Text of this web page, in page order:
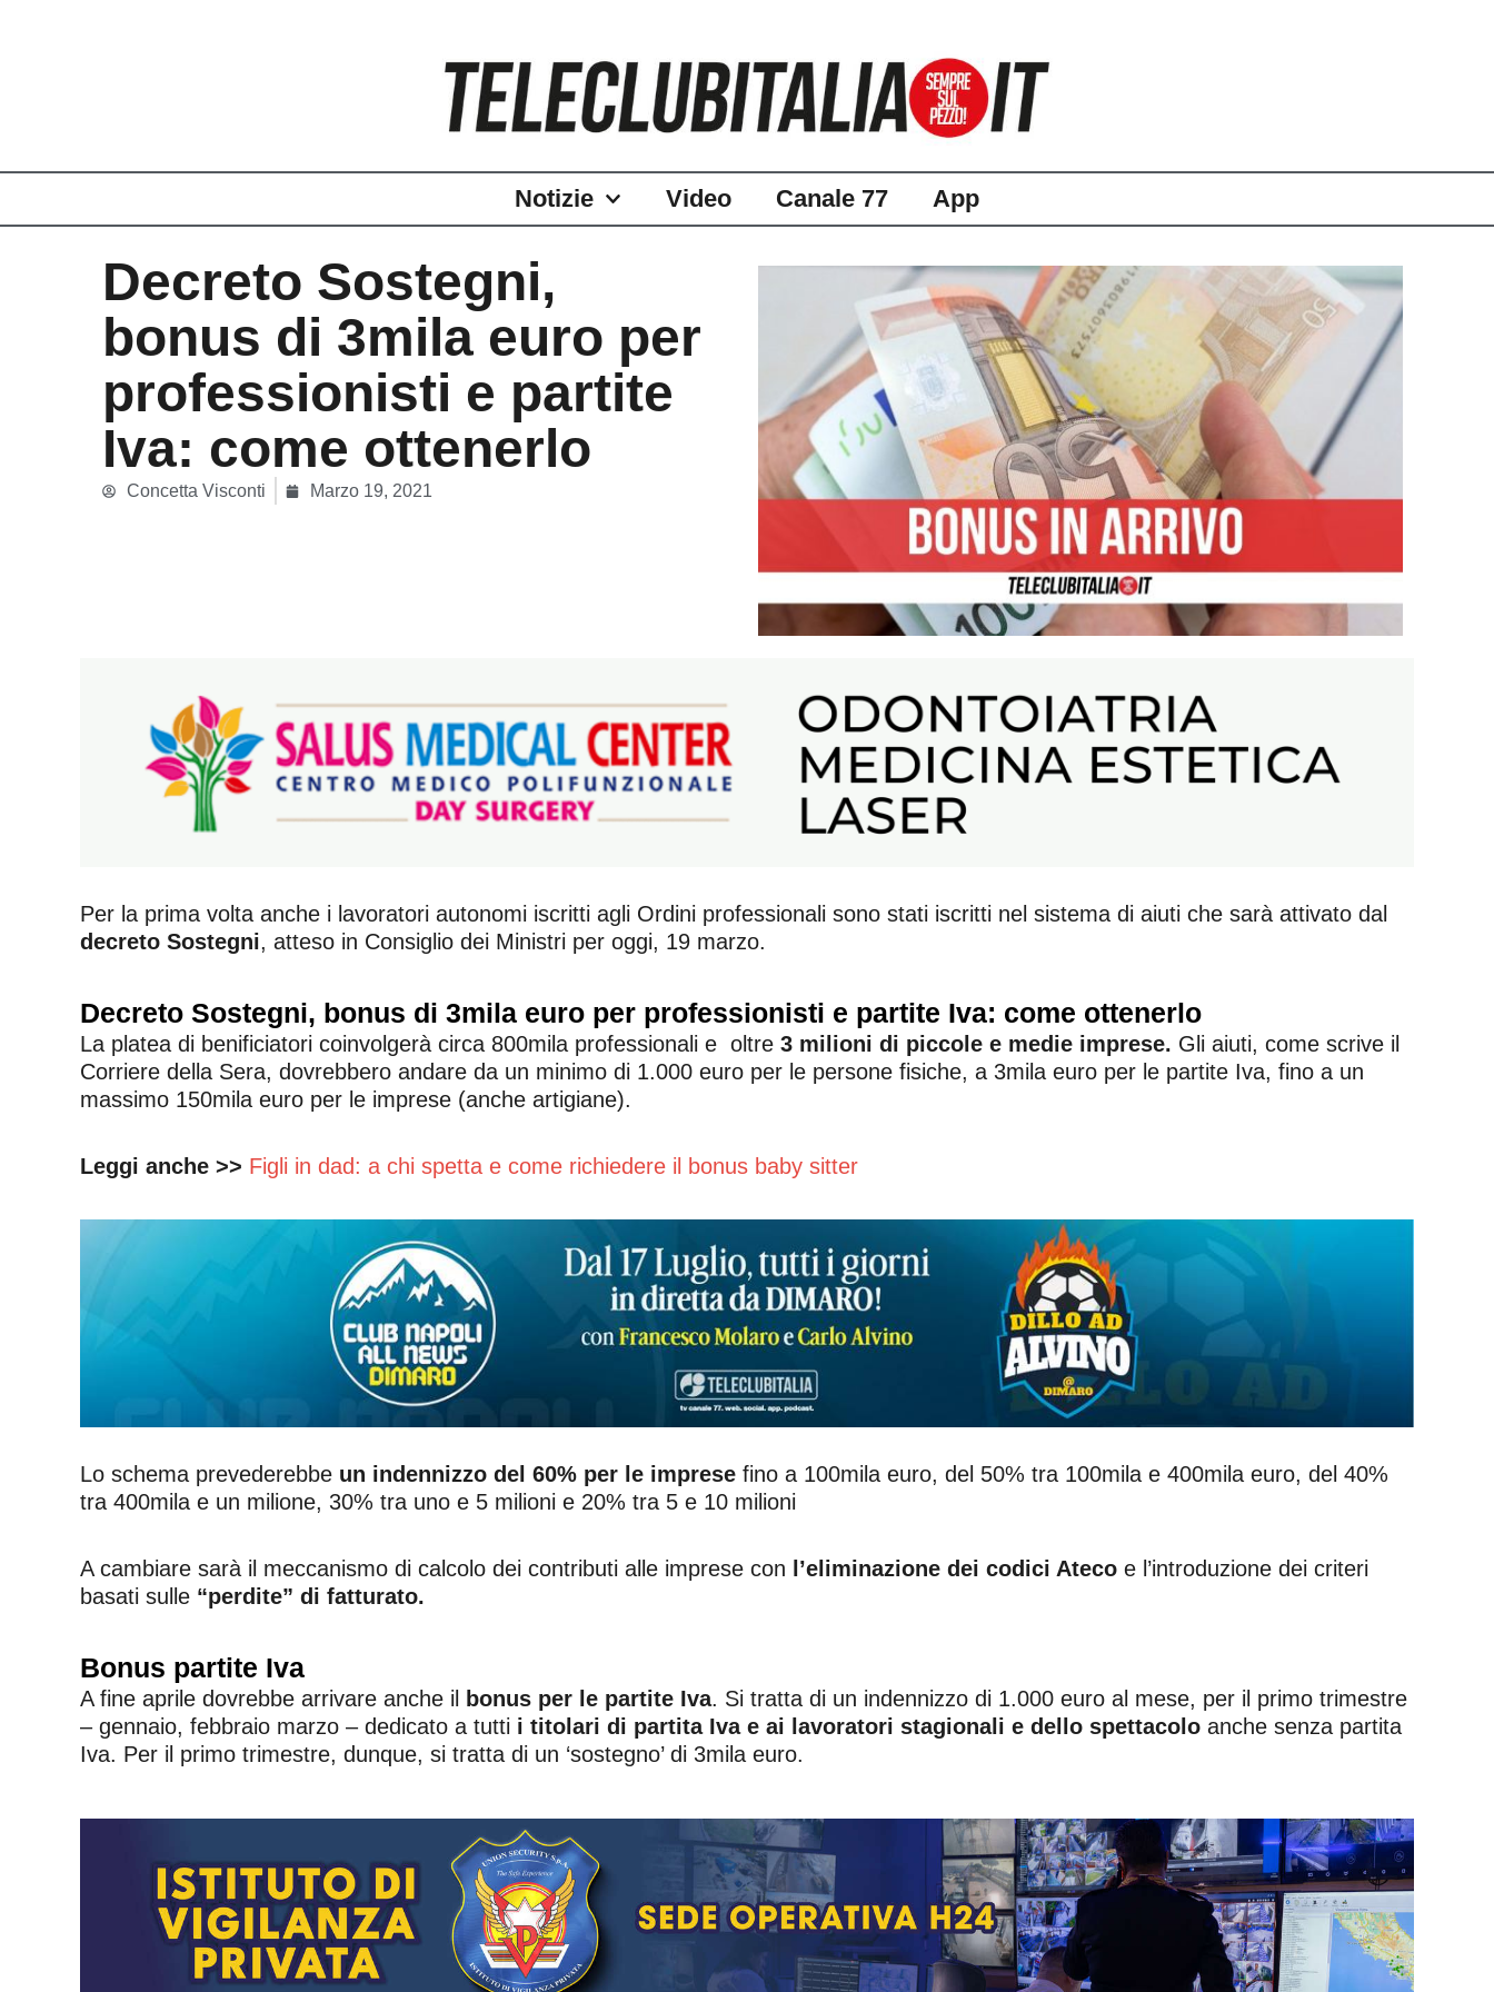
Notizie Video Canale 77 App
Decreto Sostegni,
bonus di 3mila euro per
professionisti e partite
Iva: come ottenerlo
Concetta Visconti Marzo 19, 2021
Per la prima volta anche i lavoratori autonomi iscritti agli Ordini professionali sono stati iscritti nel sistema di aiuti che sarà attivato dal
decreto Sostegni, atteso in Consiglio dei Ministri per oggi, 19 marzo.
Decreto Sostegni, bonus di 3mila euro per professionisti e partite Iva: come ottenerlo
La platea di benificiatori coinvolgerà circa 800mila professionali e oltre 3 milioni di piccole e medie imprese. Gli aiuti, come scrive il
Corriere della Sera, dovrebbero andare da un minimo di 1.000 euro per le persone fisiche, a 3mila euro per le partite Iva, fino a un
massimo 150mila euro per le imprese (anche artigiane).
Leggi anche >> Figli in dad: a chi spetta e come richiedere il bonus baby sitter
Lo schema prevederebbe un indennizzo del 60% per le imprese fino a 100mila euro, del 50% tra 100mila e 400mila euro, del 40%
tra 400mila e un milione, 30% tra uno e 5 milioni e 20% tra 5 e 10 milioni
A cambiare sarà il meccanismo di calcolo dei contributi alle imprese con l’eliminazione dei codici Ateco e l’introduzione dei criteri
basati sulle “perdite” di fatturato.
Bonus partite Iva
A fine aprile dovrebbe arrivare anche il bonus per le partite Iva. Si tratta di un indennizzo di 1.000 euro al mese, per il primo trimestre
– gennaio, febbraio marzo – dedicato a tutti i titolari di partita Iva e ai lavoratori stagionali e dello spettacolo anche senza partita
Iva. Per il primo trimestre, dunque, si tratta di un ‘sostegno’ di 3mila euro.